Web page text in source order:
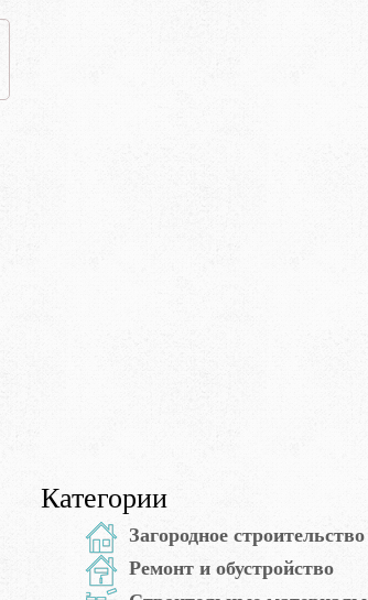
Категории
Загородное строительство
Ремонт и обустройство